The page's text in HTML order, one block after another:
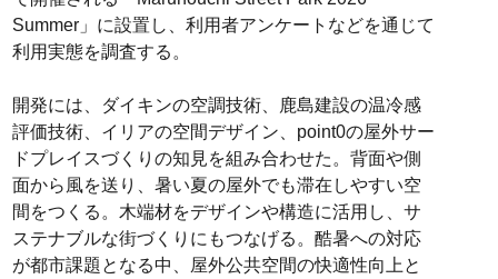
Summer」に設置し、利用者アンケートなどを通じて
利用実態を調査する。
開発には、ダイキンの空調技術、鹿島建設の温冷感
評価技術、イリアの空間デザイン、point0の屋外サー
ドプレイスづくりの知見を組み合わせた。背面や側
面から風を送り、暑い夏の屋外でも滞在しやすい空
間をつくる。木端材をデザインや構造に活用し、サ
ステナブルな街づくりにもつなげる。酷暑への対応
が都市課題となる中、屋外公共空間の快適性向上と